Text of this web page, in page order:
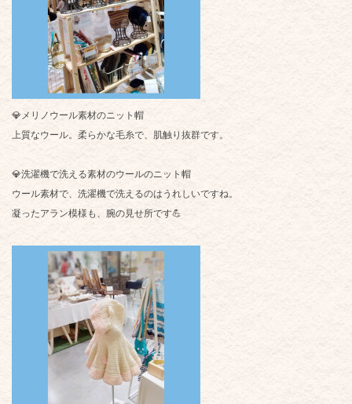
💎メリノウール素材のニット帽
上質なウール。柔らかな毛糸で、肌触り抜群です。
💎洗濯機で洗える素材のウールのニット帽
ウール素材で、洗濯機で洗えるのはうれしいですね。
凝ったアラン模様も、腕の見せ所です💪